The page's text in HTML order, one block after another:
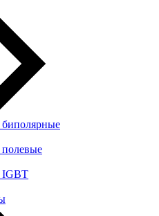
биполярные
полевые
IGBT